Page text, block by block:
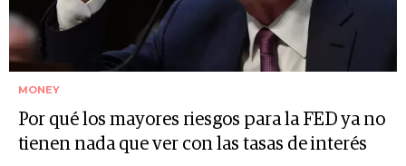
MONEY
Por qué los mayores riesgos para la FED ya no
tienen nada que ver con las tasas de interés